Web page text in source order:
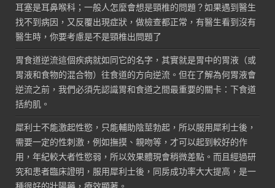
耳塞是耳鼻喉科；一般人怎麼會想是頸椎的問題？如果遇到醫生
找不到病因，又反覆出現症狀，做檢查都正常，有醫生看到沒有
醫生時，你要考慮是不是頸椎出問題了
胃食道逆流這個疾病就如同它的名字，其實就是胃中的胃液（或
胃液和食物的混合物）往食道的方向逆流。但在了解為何胃液會
逆流之前，我們必須先認識胃和食道之間最重要的關卡：下食道
括約肌。
犀利士不能激起性慾，只能輔助陰莖勃起，所以服用犀利士後，
需要一定的性刺激，例如撫摸、親吻等，才可以起到較好的作
用，年紀較大者性慾弱，所以效果體現會稍微差點。而且經過研
究和患者臨床證明，服用犀利士後，同房成功率大大提高，是一